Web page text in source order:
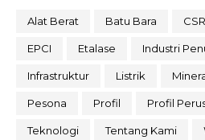
Alat Berat Batu Bara CSR
EPCI Etalase Industri
Infrastruktur Listrik
Pesona Profil Profil
Teknologi Tentang Kami